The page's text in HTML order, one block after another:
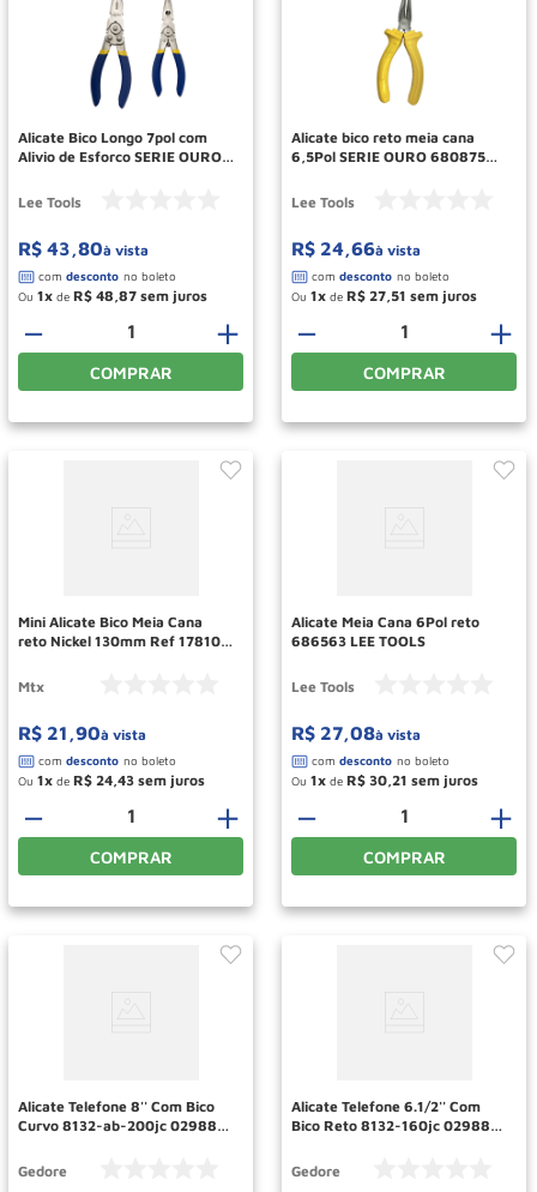
Alicate Bico Longo 7pol com
Alivio de Esforco SERIE OURO
Lee Tools
R$ 43,80à vista
Ou 1 de R$ 48 87
＋
－
COMPRAR
Alicate bico reto meia cana
6,5Pol SERIE OURO 680875
Lee Tools
R$ 24,66à vista
Ou 1 de R$ 27 51
＋
－
COMPRAR
Mini Alicate Bico Meia Cana
reto Nickel 130mm Ref 178109
Mtx
R$ 21 ,90à vista
Ou 1 de R$ 24 43
＋
－
COMPRAR
Alicate Meia Cana 6Pol reto
686563 LEE TOOLS
Lee Tools
R$ 27,08à vista
Ou 1 de R$ 30 21
＋
－
COMPRAR
Alicate Telefone 8'' Com Bico
Curvo 8132-ab-200jc 029888
Gedore
Alicate Telefone 6.1/2'' Com
Bico Reto 8132-160jc 029885
Gedore